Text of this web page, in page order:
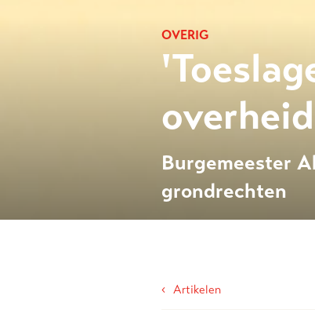
OVERIG
Burgemeester
grondrechten
‹ Artikelen